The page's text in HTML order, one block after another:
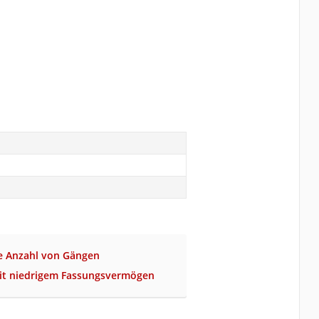
von Gängen
niedrigem Fassungsvermögen